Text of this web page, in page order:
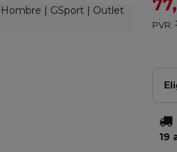
PVR:
19